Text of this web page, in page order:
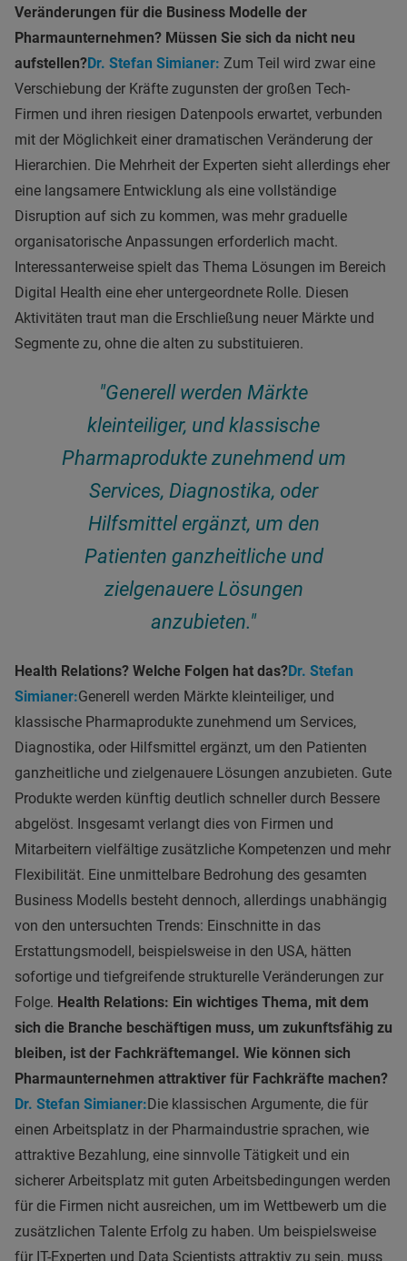
Veränderungen für die Business Modelle der
Pharmaunternehmen? Müssen Sie sich da nicht neu
aufstellen?Dr. Stefan Simianer: Zum Teil wird zwar eine
Verschiebung der Kräfte zugunsten der großen Tech-
Firmen und ihren riesigen Datenpools erwartet, verbunden
mit der Möglichkeit einer dramatischen Veränderung der
Hierarchien. Die Mehrheit der Experten sieht allerdings eher
eine langsamere Entwicklung als eine vollständige
Disruption auf sich zu kommen, was mehr graduelle
organisatorische Anpassungen erforderlich macht.
Interessanterweise spielt das Thema Lösungen im Bereich
Digital Health eine eher untergeordnete Rolle. Diesen
Aktivitäten traut man die Erschließung neuer Märkte und
Segmente zu, ohne die alten zu substituieren.
"Generell werden Märkte
kleinteiliger, und klassische
Pharmaprodukte zunehmend um
Services, Diagnostika, oder
Hilfsmittel ergänzt, um den
Patienten ganzheitliche und
zielgenauere Lösungen
anzubieten."
Health Relations? Welche Folgen hat das?Dr. Stefan
Simianer:Generell werden Märkte kleinteiliger, und
klassische Pharmaprodukte zunehmend um Services,
Diagnostika, oder Hilfsmittel ergänzt, um den Patienten
ganzheitliche und zielgenauere Lösungen anzubieten. Gute
Produkte werden künftig deutlich schneller durch Bessere
abgelöst. Insgesamt verlangt dies von Firmen und
Mitarbeitern vielfältige zusätzliche Kompetenzen und mehr
Flexibilität. Eine unmittelbare Bedrohung des gesamten
Business Modells besteht dennoch, allerdings unabhängig
von den untersuchten Trends: Einschnitte in das
Erstattungsmodell, beispielsweise in den USA, hätten
sofortige und tiefgreifende strukturelle Veränderungen zur
Folge. Health Relations: Ein wichtiges Thema, mit dem
sich die Branche beschäftigen muss, um zukunftsfähig zu
bleiben, ist der Fachkräftemangel. Wie können sich
Pharmaunternehmen attraktiver für Fachkräfte machen?
Dr. Stefan Simianer:Die klassischen Argumente, die für
einen Arbeitsplatz in der Pharmaindustrie sprachen, wie
attraktive Bezahlung, eine sinnvolle Tätigkeit und ein
sicherer Arbeitsplatz mit guten Arbeitsbedingungen werden
für die Firmen nicht ausreichen, um im Wettbewerb um die
zusätzlichen Talente Erfolg zu haben. Um beispielsweise
für IT-Experten und Data Scientists attraktiv zu sein, muss